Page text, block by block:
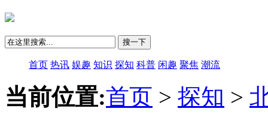
搜一下
首页 热讯 娱趣 知识 探知 科普 闲趣 聚焦 潮流
当前位置:首页 > 探知 >